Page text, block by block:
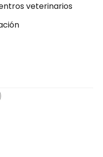
veterinarios